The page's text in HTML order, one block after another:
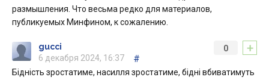
размышления. Что весьма редко для материалов,
публикуемых Минфином, к сожалению.
+
0
gucci
6 декабря 2024, 16:37
#
Бідність зростатиме, насилля зростатиме, бідні вбиватимуть